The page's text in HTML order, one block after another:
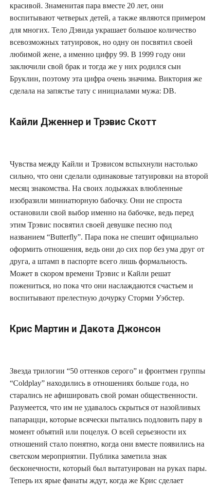
красивой. Знаменитая пара вместе 20 лет, они
воспитывают четверых детей, а также являются примером
для многих. Тело Дэвида украшает большое количество
всевозможных татуировок, но одну он посвятил своей
любимой жене, а именно цифру 99. В 1999 году они
заключили свой брак и тогда же у них родился сын
Бруклин, поэтому эта цифра очень значима. Виктория же
сделала на запястье тату с инициалами мужа: DB.
Кайли Дженнер и Трэвис Скотт
Чувства между Кайли и Трэвисом вспыхнули настолько
сильно, что они сделали одинаковые татуировки на второй
месяц знакомства. На своих лодыжках влюбленные
изобразили миниатюрную бабочку. Они не спроста
остановили свой выбор именно на бабочке, ведь перед
этим Трэвис посвятил своей девушке песню под
названием “Butterfly”. Пара пока не спешит официально
оформить отношения, ведь они до сих пор без ума друг от
друга, а штамп в паспорте всего лишь формальность.
Может в скором времени Трэвис и Кайли решат
пожениться, но пока что они наслаждаются счастьем и
воспитывают прелестную дочурку Сторми Уэбстер.
Крис Мартин и Дакота Джонсон
Звезда трилогии “50 оттенков серого” и фронтмен группы
“Coldplay” находились в отношениях больше года, но
старались не афишировать свой роман общественности.
Разумеется, что им не удавалось скрыться от назойливых
папарацци, которые всячески пытались подловить пару в
момент объятий или поцелуя. О всей серьезности их
отношений стало понятно, когда они вместе появились на
светском мероприятии. Публика заметила знак
бесконечности, который был вытатуирован на руках пары.
Теперь их ярые фанаты ждут, когда же Крис сделает